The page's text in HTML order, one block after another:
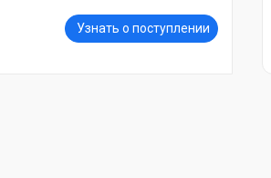
Узнать о поступлении